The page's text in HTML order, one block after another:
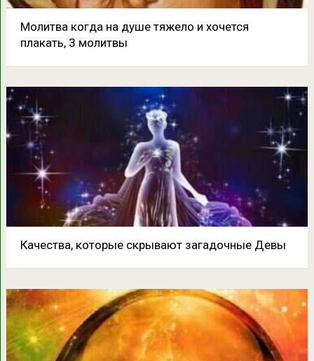
Молитва когда на душе тяжело и хочется
плакать, 3 молитвы
Качества, которые скрывают загадочные Девы